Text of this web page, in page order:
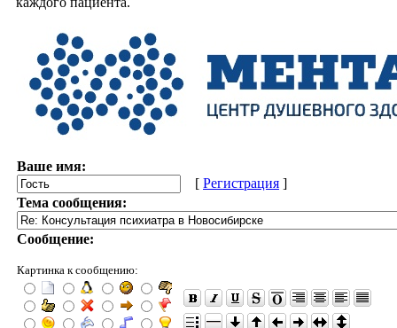
Ваше имя:
[ Регистрация ]
Тема сообщения:
Сообщение:
Картинка к сообщению: